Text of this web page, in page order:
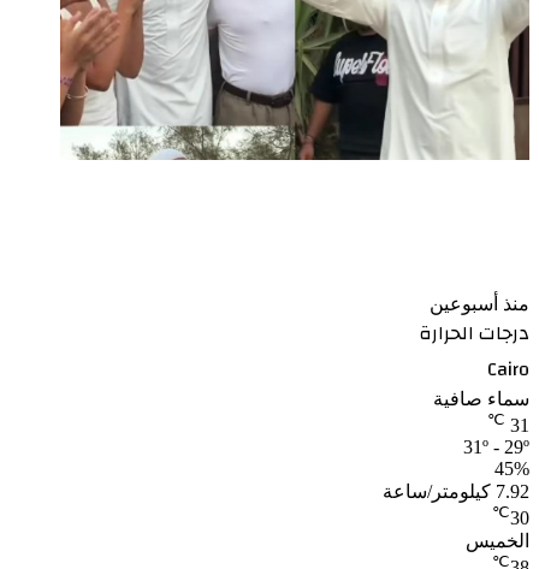
منذ أسبوعين
درجات الحرارة
Cairo
سماء صافية
31
℃
31º - 29º
45%
7.92 كيلومتر/ساعة
30
℃
الخميس
℃